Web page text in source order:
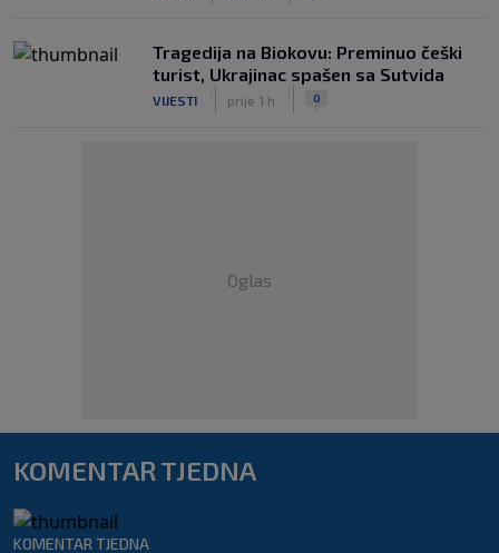
Tragedija na Biokovu: Preminuo češki
turist, Ukrajinac spašen sa Sutvida
VIJESTI prije 1 h 0
Oglas
KOMENTAR TJEDNA
KOMENTAR TJEDNA